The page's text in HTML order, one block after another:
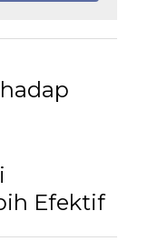
Efektif